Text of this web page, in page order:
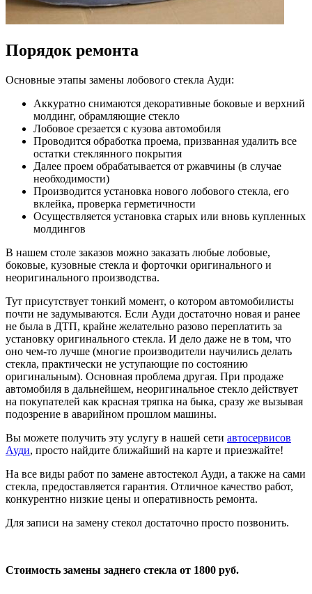
Порядок ремонта
Основные этапы замены лобового стекла Ауди:
Аккуратно снимаются декоративные боковые и верхний
молдинг, обрамляющие стекло
Лобовое срезается с кузова автомобиля
Проводится обработка проема, призванная удалить все
остатки стеклянного покрытия
Далее проем обрабатывается от ржавчины (в случае
необходимости)
Производится установка нового лобового стекла, его
вклейка, проверка герметичности
Осуществляется установка старых или вновь купленных
молдингов
В нашем столе заказов можно заказать любые лобовые,
боковые, кузовные стекла и форточки оригинального и
неоригинального производства.
Тут присутствует тонкий момент, о котором автомобилисты
почти не задумываются. Если Ауди достаточно новая и ранее
не была в ДТП, крайне желательно разово переплатить за
установку оригинального стекла. И дело даже не в том, что
оно чем-то лучше (многие производители научились делать
стекла, практически не уступающие по состоянию
оригинальным). Основная проблема другая. При продаже
автомобиля в дальнейшем, неоригинальное стекло действует
на покупателей как красная тряпка на быка, сразу же вызывая
подозрение в аварийном прошлом машины.
Вы можете получить эту услугу в нашей сети автосервисов
Ауди, просто найдите ближайший на карте и приезжайте!
На все виды работ по замене автостекол Ауди, а также на сами
стекла, предоставляется гарантия. Отличное качество работ,
конкурентно низкие цены и оперативность ремонта.
Для записи на замену стекол достаточно просто позвонить.
Стоимость замены заднего стекла от 1800 руб.